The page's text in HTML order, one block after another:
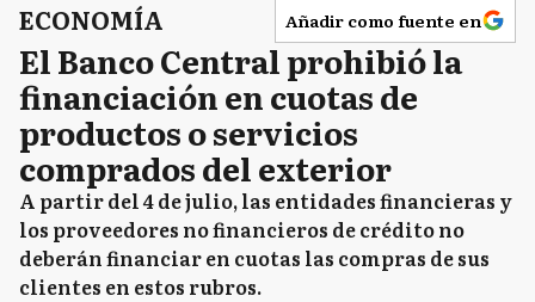
ECONOMÍA Añadir como fuente en
El Banco Central prohibió la
financiación en cuotas de
productos o servicios
comprados del exterior
A partir del 4 de julio, las entidades financieras y
los proveedores no financieros de crédito no
deberán financiar en cuotas las compras de sus
clientes en estos rubros.